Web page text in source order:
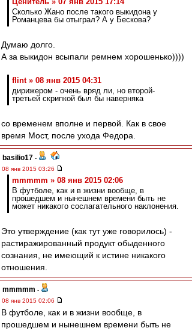
Сколько Жано после такого выкидона у
Романцева бы отыграл? А у Бескова?
Думаю долго.
А за выкидон всыпали ремнем хорошенько))))
flint » 08 янв 2015 04:31
дирижером - очень вряд ли, но второй-
третьей скрипкой был бы наверняка
со временем вполне и первой. Как в свое
время Мост, после ухода Федора.
basilio17 -
08 янв 2015 03:26
mmmmm » 08 янв 2015 02:06
В футболе, как и в жизни вообще, в
прошедшем и нынешнем времени быть не
может никакого сослагательного наклонения.
Это утверждение (как тут уже говорилось) -
растиражированный продукт обыденного
сознания, не имеющий к истине никакого
отношения.
mmmmm -
08 янв 2015 02:06
В футболе, как и в жизни вообще, в
прошедшем и нынешнем времени быть не